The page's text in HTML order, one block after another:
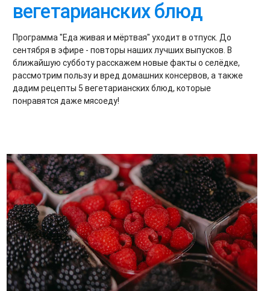
вегетарианских блюд
Программа "Еда живая и мёртвая" уходит в отпуск. До
сентября в эфире - повторы наших лучших выпусков. В
ближайшую субботу расскажем новые факты о селёдке,
рассмотрим пользу и вред домашних консервов, а также
дадим рецепты 5 вегетарианских блюд, которые
понравятся даже мясоеду!